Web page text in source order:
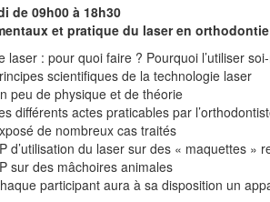
de 09h00 à 18h30
et pratique du laser en orthodontie
laser : pour quoi faire ? Pourquoi l’utiliser
scientifiques de la technologie laser
peu de physique et de théorie
différents actes praticables par
de nombreux cas traités
d’utilisation du laser sur des « maquettes »
sur des mâchoires animales
participant aura à sa disposition un